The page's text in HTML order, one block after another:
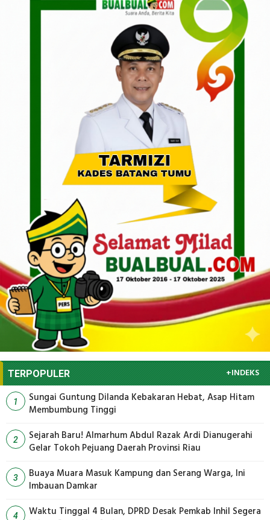
TERPOPULER +INDEKS
1
Sungai Guntung Dilanda Kebakaran Hebat, Asap Hitam
Membumbung Tinggi
2
Sejarah Baru! Almarhum Abdul Razak Ardi Dianugerahi
Gelar Tokoh Pejuang Daerah Provinsi Riau
3
Buaya Muara Masuk Kampung dan Serang Warga, Ini
Imbauan Damkar
4
Waktu Tinggal 4 Bulan, DPRD Desak Pemkab Inhil Segera